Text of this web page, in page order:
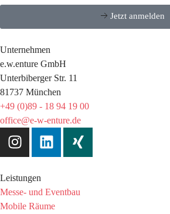
Jetzt anmelden
Unternehmen
e.w.enture GmbH
Unterbiberger Str. 11
81737 München
+49 (0)89 - 18 94 19 00
office@e-w-enture.de
Leistungen
Messe- und Eventbau
Mobile Räume